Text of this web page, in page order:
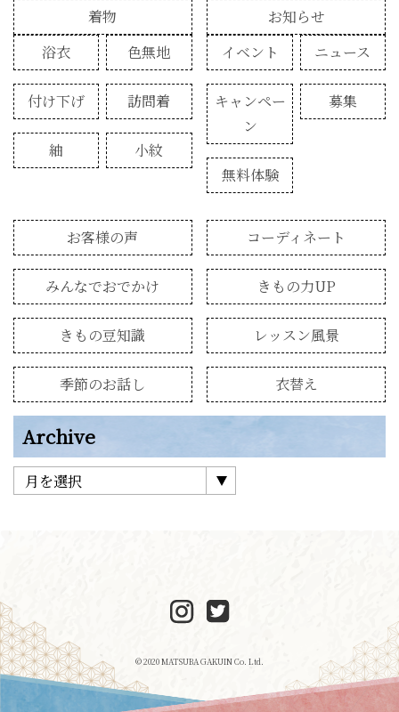
着物
浴衣
色無地
付け下げ 訪問着
紬 小紋
お知らせ
イベント
ニュース
キャンペー
ン
募集
無料体験
お客様の声 コーディネート
みんなでおでかけ きもの力UP
きもの豆知識 レッスン風景
季節のお話し 衣替え
Archive
© 2020 MATSUBA GAKUIN Co. Ltd.